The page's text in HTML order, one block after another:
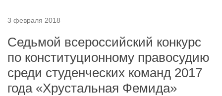
3 февраля 2018
Седьмой всероссийский конкурс
по конституционному правосудию
среди студенческих команд 2017
года «Хрустальная Фемида»